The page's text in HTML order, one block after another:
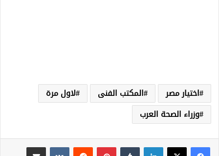
اختيار مصر المكتب الفنى
لاول مرة
وزراء الصحة العرب
لينكدإن بينتيريست